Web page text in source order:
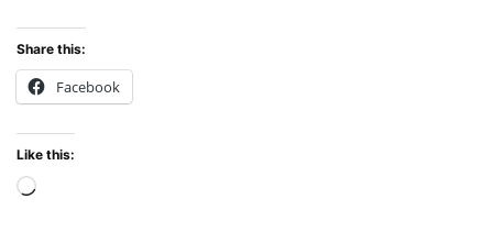
Share this:
Facebook
Like this: